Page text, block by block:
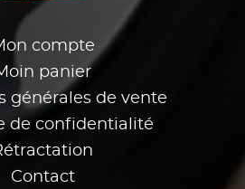
compte
panier
générales de vente
de confidentialité
Contact